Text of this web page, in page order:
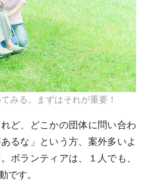
みる。まずはそれが重要！
ど、どこかの団体に問い合わ
るな」という方、案外多いよ
ボランティアは、１人でも、
です。